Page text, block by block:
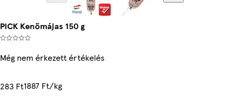
PICK Kenőmájas 150 g
Még nem érkezett értékelés
283 Ft1887 Ft/kg